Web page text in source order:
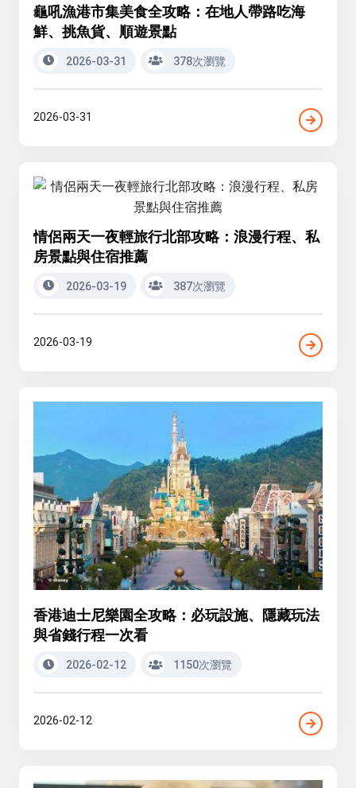
龜吼漁港市集美食全攻略：在地人帶路吃海
鮮、挑魚貨、順遊景點
2026-03-31 378次瀏覽
2026-03-31
情侶兩天一夜輕旅行北部攻略：浪漫行程、私
房景點與住宿推薦
2026-03-19 387次瀏覽
2026-03-19
香港迪士尼樂園全攻略：必玩設施、隱藏玩法
與省錢行程一次看
2026-02-12 1150次瀏覽
2026-02-12